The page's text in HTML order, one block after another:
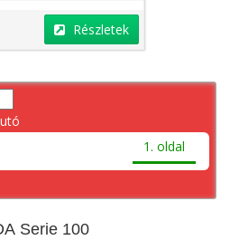
Részletek
1. oldal
Serie 100